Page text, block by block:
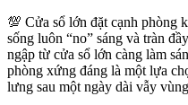
💯 Cửa sổ lớn đặt cạnh phòng
sống luôn “no” sáng và tràn
ngập từ cửa sổ lớn càng làm
phòng xứng đáng là một lựa
lưng sau một ngày dài vẫy vùng